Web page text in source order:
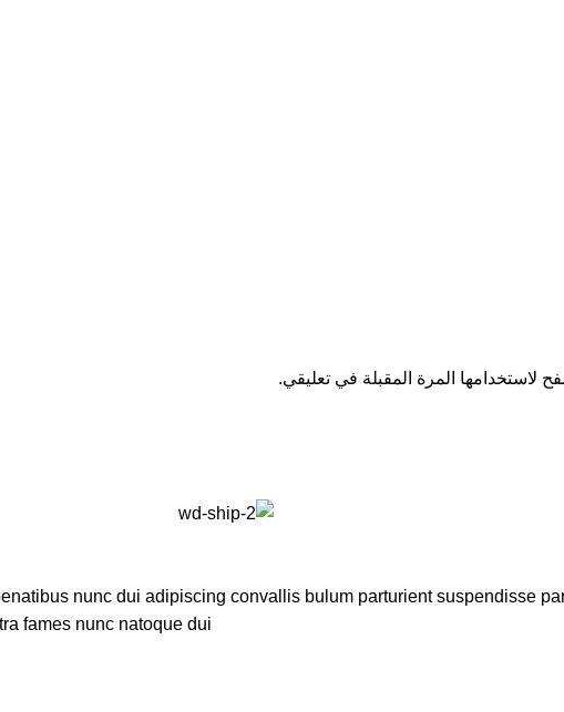
لاستخدامها المرة المقبلة في تعليقي.
nunc dui adipiscing convallis bulum parturient suspendisse
fames nunc natoque dui.